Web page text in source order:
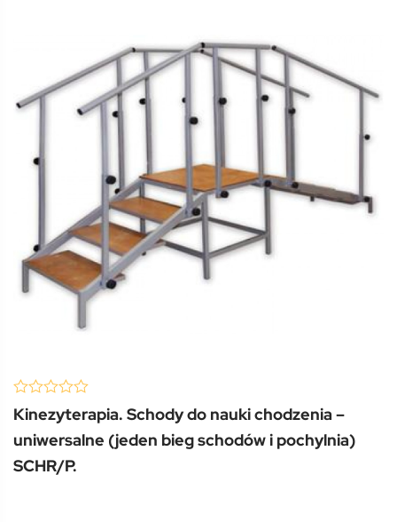
0
out
of
5
(0 Review )
Kinezyterapia. Schody do nauki chodzenia –
uniwersalne (jeden bieg schodów i pochylnia)
SCHR/P.